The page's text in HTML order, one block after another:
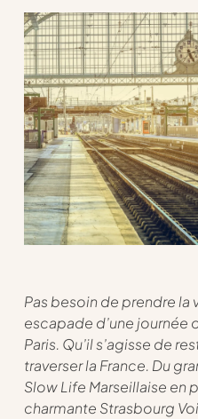
Pas besoin de prendre la
escapade d’une journée
Paris. Qu’il s’agisse de
traverser la France. Du
Slow Life Marseillaise en
charmante Strasbourg